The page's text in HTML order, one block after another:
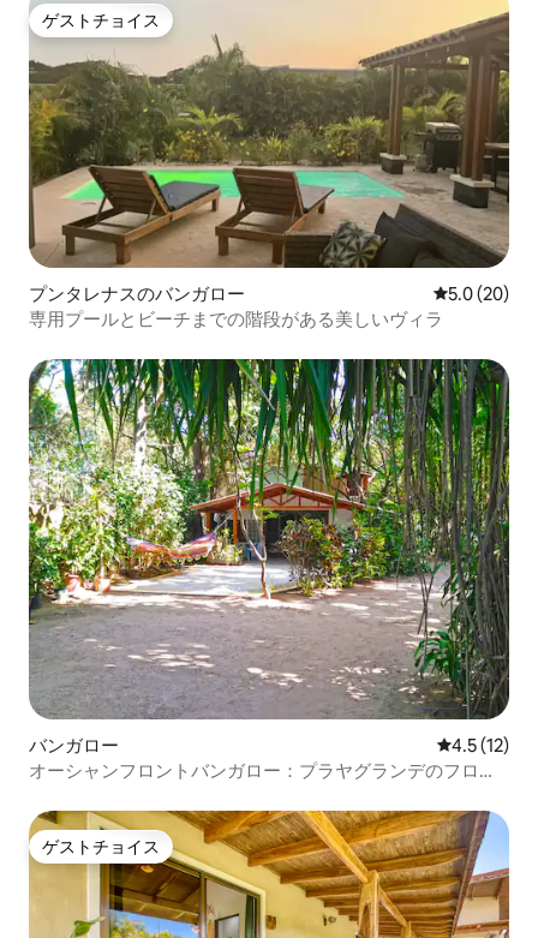
ゲストチョイス
ゲストチョイス
プンタレナスのバンガロー レビュー20
5.0 (20)
専用プールとビーチまでの階段がある美しいヴィラ
バンガロー レビュー12
4.5 (12)
オーシャンフロントバンガロー：プラヤグランデのフロン
ゲストチョイス
ゲストチョイス